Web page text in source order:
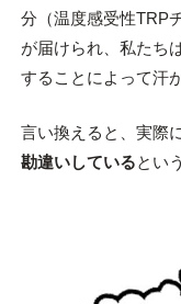
分（温度感受性TRP
が届けられ、私たち
することによって汗
言い換えると、実際
勘違いしているとい